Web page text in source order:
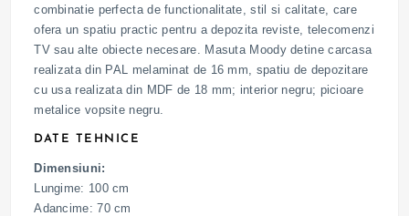
combinatie perfecta de functionalitate, stil si calitate, care
ofera un spatiu practic pentru a depozita reviste, telecomenzi
TV sau alte obiecte necesare. Masuta Moody detine carcasa
realizata din PAL melaminat de 16 mm, spatiu de depozitare
cu usa realizata din MDF de 18 mm; interior negru; picioare
metalice vopsite negru.
DATE TEHNICE
Dimensiuni:
Lungime: 100 cm
Adancime: 70 cm